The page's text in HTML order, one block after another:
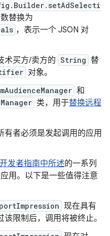
替换为
，表示一个 JSON 对
术买方/卖方的 String 替
对象。
和
类，用于替换远程
有者必须是发起调用的应用
开发者指南中所述的一系列
用。以下是一些值得注意
现在具有
限制后，调用将被终止。